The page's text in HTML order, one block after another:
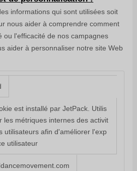
informations qui sont utilisées soit
nous aider à comprendre comment
ou l'efficacité de nos campagnes
aider à personnaliser notre site Web
est installé par JetPack. Utilis
les métriques internes des activit
utilisateurs afin d'améliorer l'exp
utilisateur